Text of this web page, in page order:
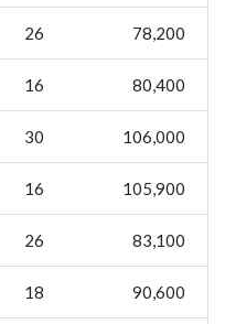
26 78,200
16 80,400
30 106,000
16 105,900
26 83,100
18 90,600